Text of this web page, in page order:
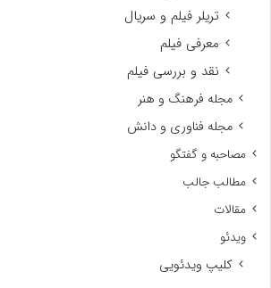
تریلر فیلم و سریال
معرفی فیلم
نقد و بررسی فیلم
مجله فرهنگ و هنر
مجله فناوری و دانش
مصاحبه و گفتگو
مطالب جالب
مقالات
ویدئو
کلیپ ویدئویی